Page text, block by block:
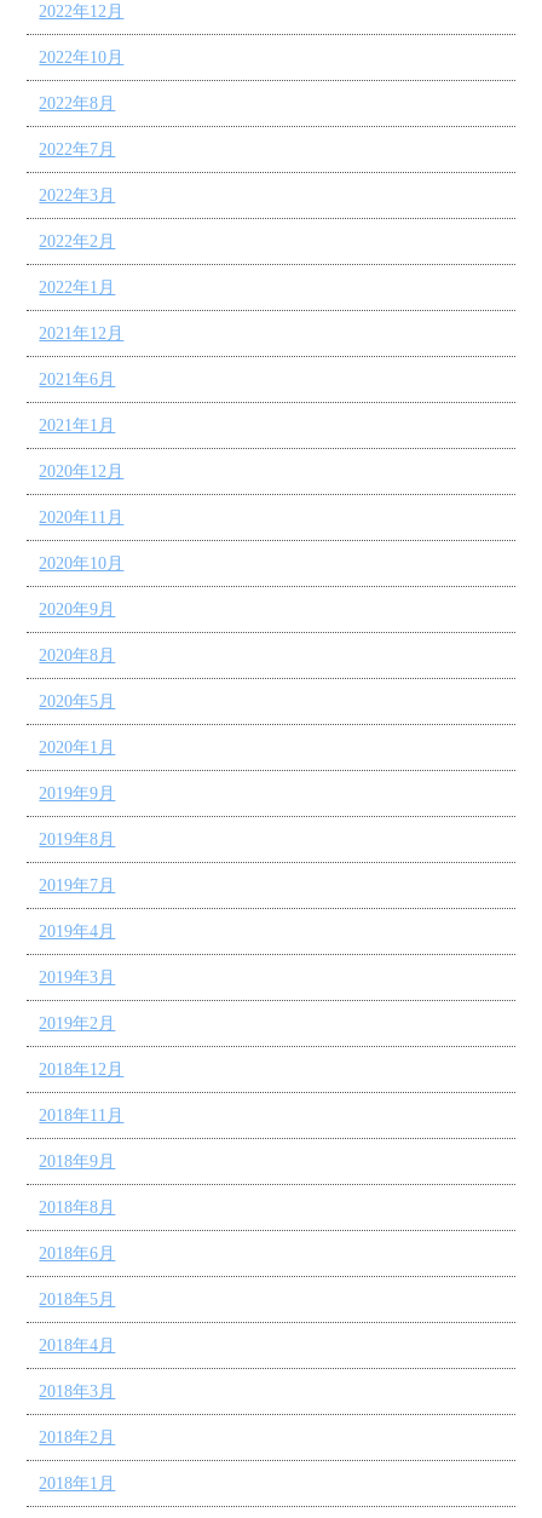
2022年12月
2022年10月
2022年8月
2022年7月
2022年3月
2022年2月
2022年1月
2021年12月
2021年6月
2021年1月
2020年12月
2020年11月
2020年10月
2020年9月
2020年8月
2020年5月
2020年1月
2019年9月
2019年8月
2019年7月
2019年4月
2019年3月
2019年2月
2018年12月
2018年11月
2018年9月
2018年8月
2018年6月
2018年5月
2018年4月
2018年3月
2018年2月
2018年1月